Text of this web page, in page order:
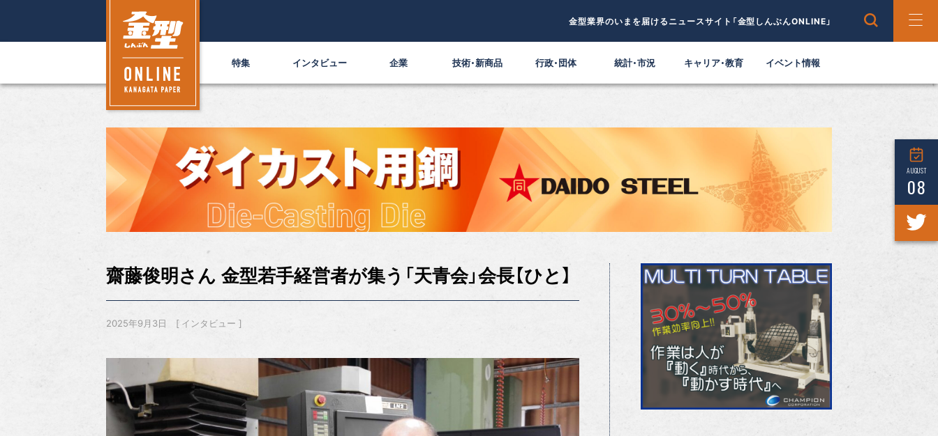
金型業界のいまを届けるニュースサイト「金型しんぶんONLINE」
特集 インタビュー 企業 技術・新商品 行政・団体 統計・市況 キャリア・教育 イベント情報
AUGUST
08
齋藤俊明さん 金型若手経営者が集う「天青会」会長【ひと】
2025年9月3日 インタビュー